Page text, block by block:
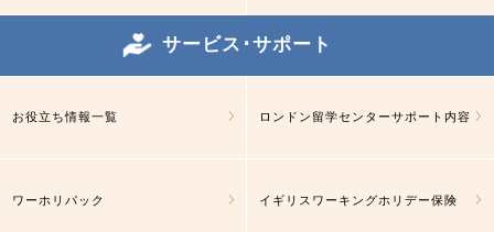
サービス･サポート
お役立ち情報一覧 ロンドン留学センターサポート内容
ワーホリパック イギリスワーキングホリデー保険